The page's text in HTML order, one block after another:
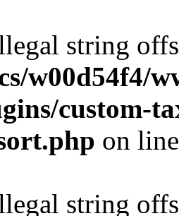
string
w00d54f4/
custom-
on
string